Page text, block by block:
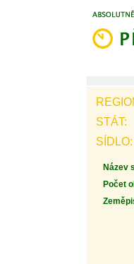
STÁT:
Název
Počet